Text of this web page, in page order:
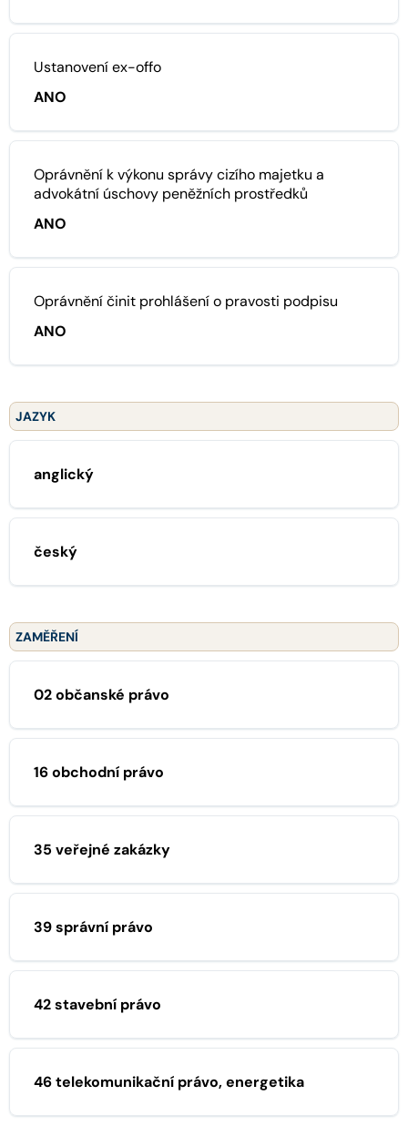
Ustanovení ex-offo
ANO
Oprávnění k výkonu správy cizího majetku a
advokátní úschovy peněžních prostředků
ANO
Oprávnění činit prohlášení o pravosti podpisu
ANO
JAZYK
anglický
český
ZAMĚŘENÍ
02 občanské právo
16 obchodní právo
35 veřejné zakázky
39 správní právo
42 stavební právo
46 telekomunikační právo, energetika